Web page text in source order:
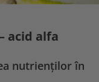
acid alfa
nutrienților în